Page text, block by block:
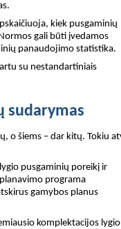
kiek pusgaminių
gali būti įvedamos
panaudojimo statistika.
su nestandartiniais
sudarymas
o šiems – dar kitų. Tokiu
pusgaminių poreikį ir
programa
gamybos planus
komplektacijos